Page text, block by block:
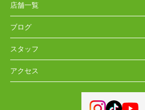
店舗一覧
ブログ
スタッフ
アクセス